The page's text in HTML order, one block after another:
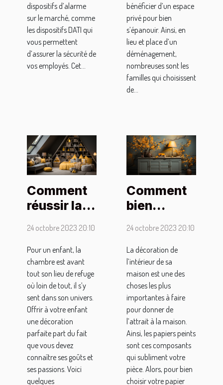
dispositifs d’alarme
sur le marché, comme
les dispositifs DATI qui
vous permettent
d’assurer la sécurité de
vos employés. Cet...
bénéficier d’un espace
privé pour bien
s’épanouir. Ainsi, en
lieu et place d’un
déménagement,
nombreuses sont les
familles qui choisissent
de...
Comment
réussir la
chambre
d’un enfant
?
24 octobre 2023 20:10
Pour un enfant, la
chambre est avant
tout son lieu de refuge
où loin de tout, il s’y
sent dans son univers.
Offrir à votre enfant
une décoration
parfaite part du fait
que vous devez
connaître ses goûts et
ses passions. Voici
quelques
Comment
bien
papier
peint pour
sa pièce ?
24 octobre 2023 20:10
La décoration de
l’intérieur de sa
maison est une des
choses les plus
importantes à faire
pour donner de
l’attrait à la maison.
Ainsi, les papiers peints
sont ces composants
qui subliment votre
pièce. Alors, pour bien
choisir votre papier